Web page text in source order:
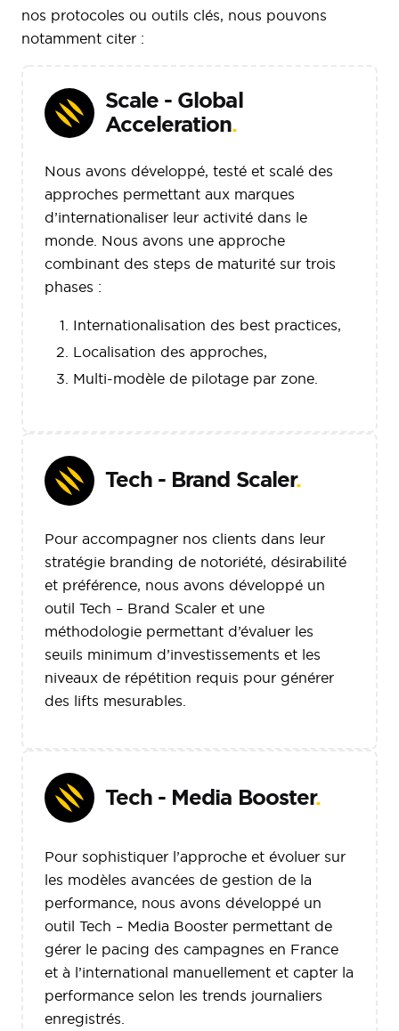
nos protocoles ou outils clés, nous pouvons
notamment citer :
Scale - Global
Acceleration.
Nous avons développé, testé et scalé des
approches permettant aux marques
d’internationaliser leur activité dans le
monde. Nous avons une approche
combinant des steps de maturité sur trois
phases :
Internationalisation des best practices,
Localisation des approches,
Multi-modèle de pilotage par zone.
Tech - Brand Scaler.
Pour accompagner nos clients dans leur
stratégie branding de notoriété, désirabilité
et préférence, nous avons développé un
outil Tech – Brand Scaler et une
méthodologie permettant d’évaluer les
seuils minimum d’investissements et les
niveaux de répétition requis pour générer
des lifts mesurables.
Tech - Media Booster.
Pour sophistiquer l’approche et évoluer sur
les modèles avancées de gestion de la
performance, nous avons développé un
outil Tech – Media Booster permettant de
gérer le pacing des campagnes en France
et à l’international manuellement et capter la
performance selon les trends journaliers
enregistrés.